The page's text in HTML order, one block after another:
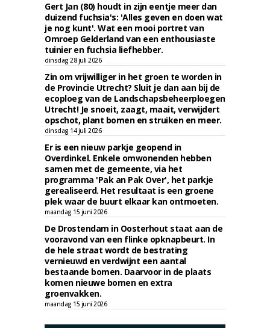
Gert Jan (80) houdt in zijn eentje meer dan
duizend fuchsia's: 'Alles geven en doen wat
je nog kunt'. Wat een mooi portret van
Omroep Gelderland van een enthousiaste
tuinier en fuchsia liefhebber.
dinsdag 28 juli 2026
Zin om vrijwilliger in het groen te worden in
de Provincie Utrecht? Sluit je dan aan bij de
ecoploeg van de Landschapsbeheerploegen
Utrecht! Je snoeit, zaagt, maait, verwijdert
opschot, plant bomen en struiken en meer.
dinsdag 14 juli 2026
Er is een nieuw parkje geopend in
Overdinkel. Enkele omwonenden hebben
samen met de gemeente, via het
programma 'Pak an Pak Over', het parkje
gerealiseerd. Het resultaat is een groene
plek waar de buurt elkaar kan ontmoeten.
maandag 15 juni 2026
De Drostendam in Oosterhout staat aan de
vooravond van een flinke opknapbeurt. In
de hele straat wordt de bestrating
vernieuwd en verdwijnt een aantal
bestaande bomen. Daarvoor in de plaats
komen nieuwe bomen en extra
groenvakken.
maandag 15 juni 2026